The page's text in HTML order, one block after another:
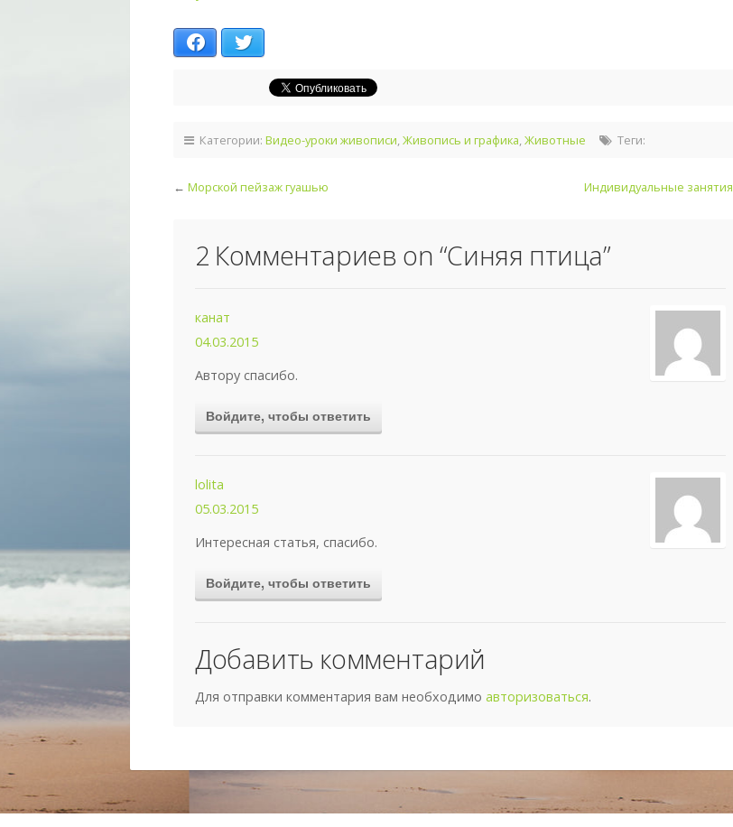
Facebook
Категории: Видео-уроки живописи,Живопись и графика,Животные Теги:
← Морской пейзаж гуашью Индивидуальные занятия
2 Комментариев on “Синяя птица”
канат
04.03.2015
Автору спасибо.
Войдите, чтобы ответить
lolita
05.03.2015
Интересная статья, спасибо.
Войдите, чтобы ответить
Добавить комментарий
Для отправки комментария вам необходимо авторизоваться.